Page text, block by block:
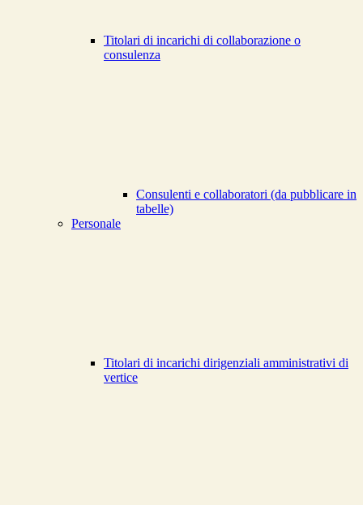
Titolari di incarichi di collaborazione o
consulenza
Consulenti e collaboratori (da pubblicare in
tabelle)
Personale
Titolari di incarichi dirigenziali amministrativi di
vertice